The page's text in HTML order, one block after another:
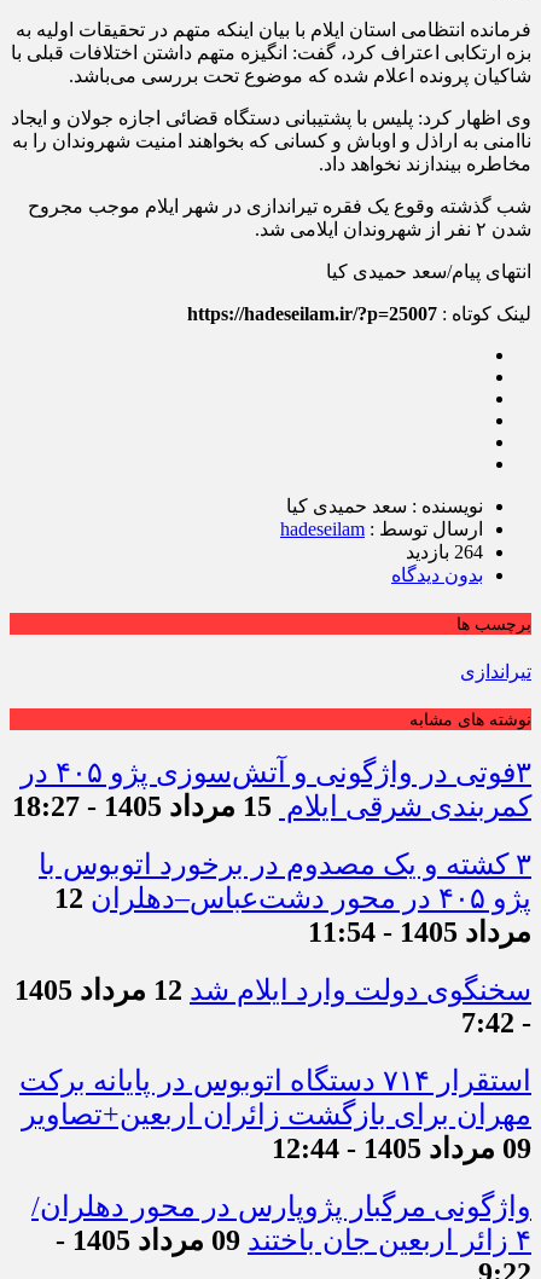
فرمانده انتظامی استان ایلام با بیان اینکه متهم در تحقیقات اولیه به
بزه ارتکابی اعتراف کرد، گفت: انگیزه متهم داشتن اختلافات قبلی با
شاکیان پرونده اعلام شده که موضوع تحت بررسی می‌باشد.
وی اظهار کرد: پلیس با پشتیبانی دستگاه قضائی اجازه جولان و ایجاد
ناامنی به اراذل و اوباش و کسانی که بخواهند امنیت شهروندان را به
مخاطره بیندازند نخواهد داد.
شب گذشته وقوع یک فقره تیراندازی در شهر ایلام موجب مجروح
شدن ۲ نفر از شهروندان ایلامی شد.
انتهای پیام/سعد حمیدی کیا
لینک کوتاه : https://hadeseilam.ir/?p=25007
نویسنده : سعد حمیدی کیا
ارسال توسط : hadeseilam
264 بازدید
بدون دیدگاه
برچسب ها
تیراندازی
نوشته های مشابه
۳فوتی در واژگونی و آتش‌سوزی پژو ۴۰۵ در
کمربندی شرقی ایلام 15 مرداد 1405 - 18:27
۳ کشته و یک مصدوم در برخورد اتوبوس با
پژو ۴۰۵ در محور دشت‌عباس–دهلران
12
مرداد 1405 - 11:54
سخنگوی دولت وارد ایلام شد
12 مرداد 1405
- 7:42
استقرار ۷۱۴ دستگاه اتوبوس در پایانه برکت
مهران برای بازگشت زائران اربعین+تصاویر
09 مرداد 1405 - 12:44
واژگونی مرگبار پژوپارس در محور دهلران/
۴ زائر اربعین جان باختند
09 مرداد 1405 -